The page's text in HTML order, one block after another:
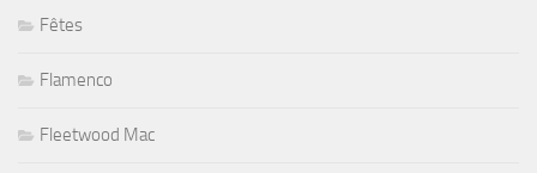
Fêtes
Flamenco
Fleetwood Mac